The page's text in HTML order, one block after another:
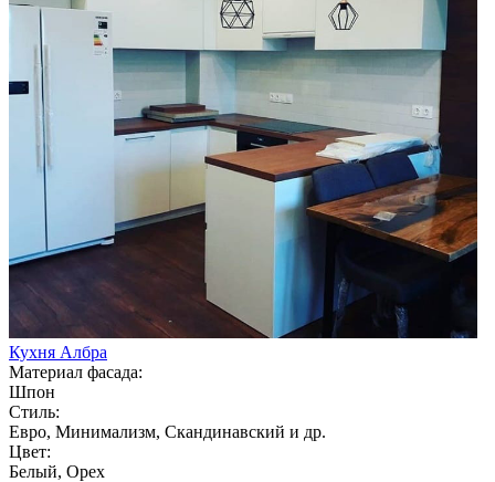
Кухня Албра
Материал фасада:
Шпон
Стиль:
Евро, Минимализм, Скандинавский и др.
Цвет:
Белый, Орех